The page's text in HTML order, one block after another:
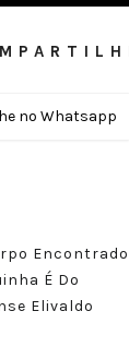
no Whatsapp
Encontrado
É Do
Elivaldo